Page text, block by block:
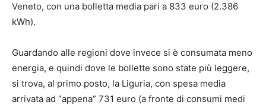
Veneto, con una bolletta media pari a 833 euro (2.386
kWh).
Guardando alle regioni dove invece si è consumata meno
energia, e quindi dove le bollette sono state più leggere,
si trova, al primo posto, la Liguria, con spesa media
arrivata ad “appena” 731 euro (a fronte di consumi medi